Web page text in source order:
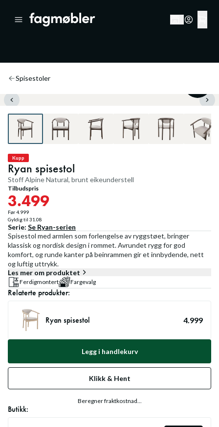
Spisestoler
Kupp
Ryan spisestol
Stoff Alpine Natural, brunt eikeunderstell
Tilbudspris
3.499
Før4.999
Gyldig til 31.08
Serie: Se Ryan-serien
Spisestol med armlen som forlengelse av ryggstøet, bringer
klassisk og nordisk design i rommet. Avrundet rygg for god
komfort, og runde kanter på beinrammen gir et innbydende, nett
og luftig uttrykk.
Les mer om produktet
Ferdigmontert Fargevalg
Relaterte produkter:
Ryan spisestol 4.999
Legg i handlekurv
Klikk & Hent
Beregner fraktkostnad...
Butikk: